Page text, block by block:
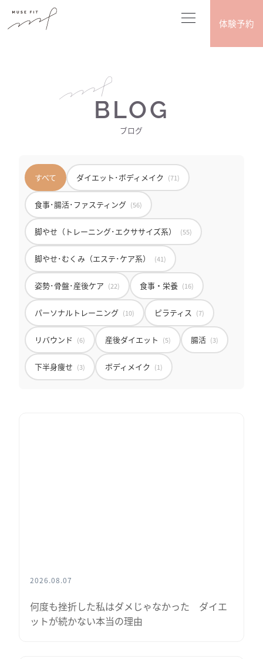
体験予約
BLOG
ブログ
すべて ダイエット･ボディメイク (71)
食事･腸活･ファスティング (56)
脚やせ（トレーニング･エクササイズ系） (55)
脚やせ･むくみ（エステ･ケア系） (41)
姿勢･骨盤･産後ケア (22) 食事・栄養 (16)
パーソナルトレーニング (10) ピラティス (7)
リバウンド (6) 産後ダイエット (5) 腸活 (3)
下半身痩せ (3) ボディメイク (1)
2026.08.07
何度も挫折した私はダメじゃなかった ダイエ
ットが続かない本当の理由